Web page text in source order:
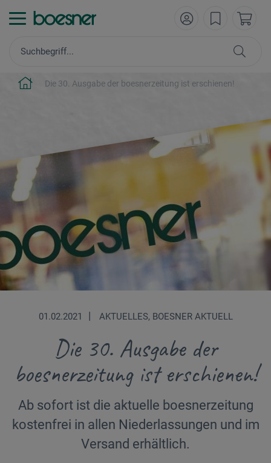
Die 30. Ausgabe der boesnerzeitung ist erschienen!
01.02.2021 | AKTUELLES, BOESNER AKTUELL
Die 30. Ausgabe der
boesnerzeitung ist erschienen!
Ab sofort ist die aktuelle boesnerzeitung
kostenfrei in allen Niederlassungen und im
Versand erhältlich.